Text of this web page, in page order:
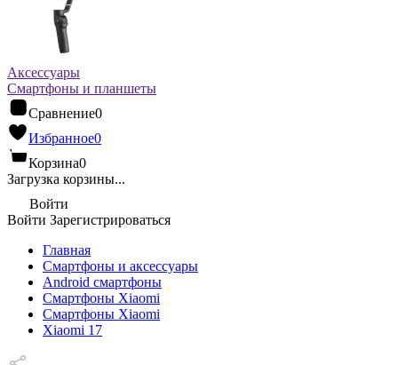
Аксессуары
Смартфоны и планшеты
Сравнение0
Избранное0
Корзина0
Загрузка корзины...
Войти
Войти Зарегистрироваться
Главная
Смартфоны и аксессуары
Android cмартфоны
Смартфоны Xiaomi
Смартфоны Xiaomi
Xiaomi 17